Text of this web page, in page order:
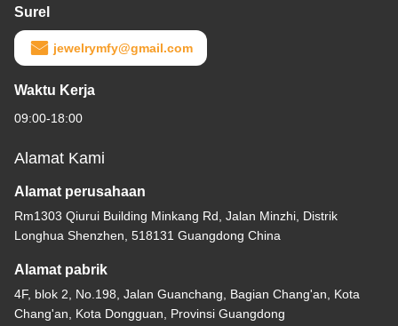
Surel
jewelrymfy@gmail.com
Waktu Kerja
09:00-18:00
Alamat Kami
Alamat perusahaan
Rm1303 Qiurui Building Minkang Rd, Jalan Minzhi, Distrik
Longhua Shenzhen, 518131 Guangdong China
Alamat pabrik
4F, blok 2, No.198, Jalan Guanchang, Bagian Chang'an, Kota
Chang'an, Kota Dongguan, Provinsi Guangdong